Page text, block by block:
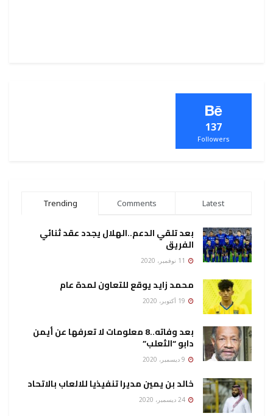
137
Followers
Trending Comments Latest
بعد تلقي الدعم..الهلال يجدد عقد ثنائي
الفريق
محمد زايد يوقع للتعاون لمدة عام
بعد وفاته..8 معلومات لا تعرفها عن أيمن
دابو “الثعلب”
خالد بن يمين مديرا تنفيذيا للالعاب بالاتحاد